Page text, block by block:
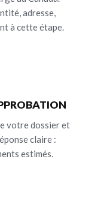
adresse,
à cette étape.
votre dossier et
claire :
estimés.